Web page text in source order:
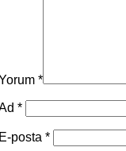
*
*
posta *